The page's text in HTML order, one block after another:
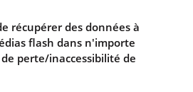
récupérer des données à
flash dans n′importe
perte/inaccessibilité de